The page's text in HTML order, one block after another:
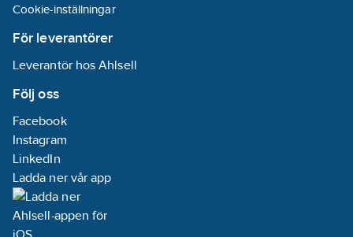
Cookie-inställningar
För leverantörer
Leverantör hos Ahlsell
Följ oss
Facebook
Instagram
LinkedIn
Ladda ner vår app